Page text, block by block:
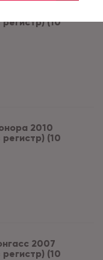
(10
2010
(10
2007
(10